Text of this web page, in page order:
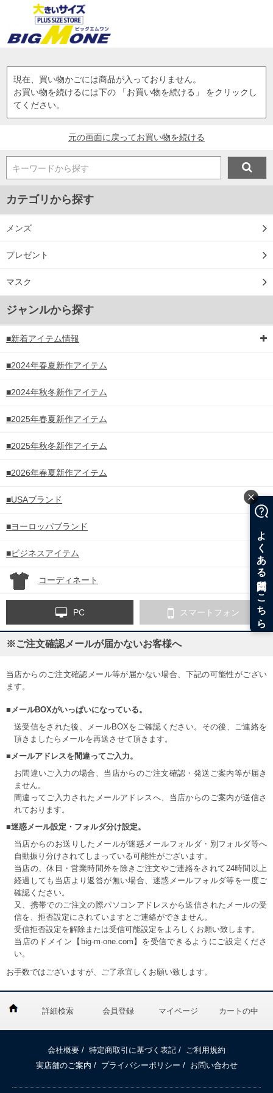
現在、買い物かごには商品が入っておりません。
お買い物を続けるには下の 「お買い物を続ける」 をクリックし
てください。
元の画面に戻ってお買い物を続ける
キーワードから探す
カテゴリから探す
メンズ
プレゼント
マスク
ジャンルから探す
■新着アイテム情報
■2024年春夏新作アイテム
■2024年秋冬新作アイテム
■2025年春夏新作アイテム
■2025年秋冬新作アイテム
■2026年春夏新作アイテム
■USAブランド
■ヨーロッパブランド
■ビジネスアイテム
コーディネート
PC スマートフォン
※ご注文確認メールが届かないお客様へ
当店からのご注文確認メール等が届かない場合、下記の可能性がござい
ます。
■メールBOXがいっぱいになっている。
送受信をされた後、メールBOXをご確認ください。その後、ご連絡を
頂きましたらメールを再送させて頂きます。
■メールアドレスを間違ってご入力。
お間違いご入力の場合、当店からのご注文確認・発送ご案内等が届き
ません。
間違ってご入力されたメールアドレスへ、当店からのご案内が送信さ
れております。
■迷惑メール設定・フォルダ分け設定。
当店からのお送りしたメールが迷惑メールフォルダ・別フォルダ等へ
自動振り分けされてしまっている可能性がございます。
当店の、休日・営業時間外を除きご注文やご連絡をされて24時間以上
経過しても当店より返答が無い場合、迷惑メールフォルダ等を一度ご
確認ください。
又、携帯でのご注文の際パソコンアドレスから送信されたメールの受
信を、拒否設定にされていますとご連絡ができません。
受信拒否設定を解除または受信可能設定をよろしくお願い致します。
当店のドメイン【big-m-one.com】を受信できるようにご設定くださ
い。
お手数ではございますが、ご了承宜しくお願い致します。
詳細検索 会員登録 マイページ カートの中
会社概要 / 特定商取引に基づく表記 /
ご利用規約
実店舗のご案内 / プライバシーポリシー / お問い合わせ